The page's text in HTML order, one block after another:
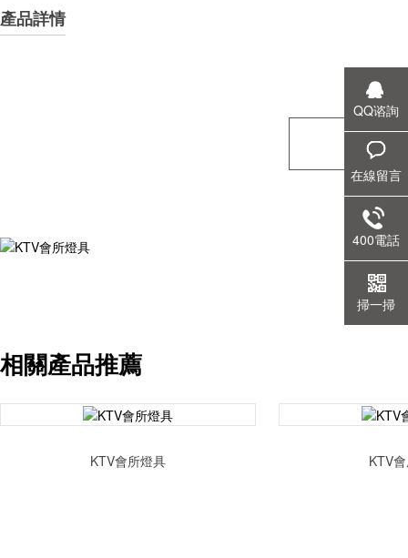
QQ谘詢
在線留言
400電話
掃一掃
產品詳情
相關產品推薦
KTV會所燈具 KTV